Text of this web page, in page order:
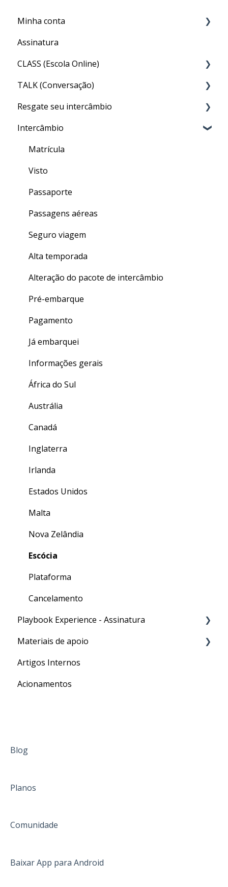
Minha conta
Minha Conta
Assinatura
CLASS (Escola Online)
Acesso ao CLASS
Conteúdo do CLASS
Meu nível no CLASS
Como fazer as aulas de inglês geral do CLASS
Quizzes
Finalizando seu curso
Dúvidas gerais
TALK (Conversação)
Por que preciso fazer o TALK?
Aula particular (PRIVATE TALK)
Aula em grupo (GROUP TALK)
Dentro do TALK
Crédito de Aulas
Resgate seu intercâmbio
Resgate
Intercâmbio
Matrícula
Visto
Passaporte
Passagens aéreas
Seguro viagem
Alta temporada
Alteração do pacote de intercâmbio
Pré-embarque
Pagamento
Já embarquei
Informações gerais
África do Sul
Austrália
Canadá
Inglaterra
Irlanda
Estados Unidos
Malta
Nova Zelândia
Escócia
Plataforma
Cancelamento
Playbook Experience - Assinatura
Processos
Materiais de apoio
Para o seu Intercâmbio
Artigos Internos
Acionamentos
Blog
Planos
Comunidade
Baixar App para Android